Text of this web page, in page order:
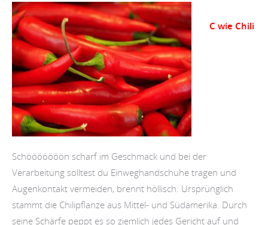
C wie Chili
Schööööööön scharf im Geschmack und bei der
Verarbeitung solltest du Einweghandschuhe tragen und
Augenkontakt vermeiden, brennt höllisch. Ursprünglich
stammt die Chilipflanze aus Mittel- und Südamerika. Durch
seine Schärfe peppt es so ziemlich jedes Gericht auf und